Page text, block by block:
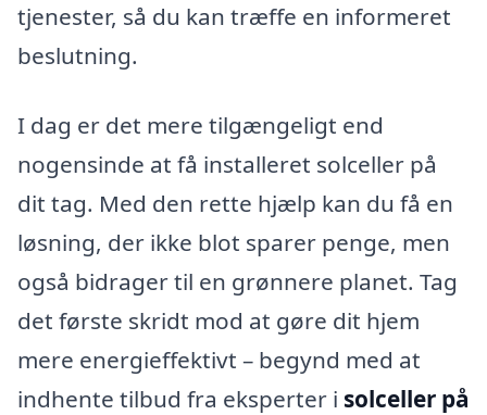
tjenester, så du kan træffe en informeret
beslutning.
I dag er det mere tilgængeligt end
nogensinde at få installeret solceller på
dit tag. Med den rette hjælp kan du få en
løsning, der ikke blot sparer penge, men
også bidrager til en grønnere planet. Tag
det første skridt mod at gøre dit hjem
mere energieffektivt – begynd med at
indhente tilbud fra eksperter i solceller på